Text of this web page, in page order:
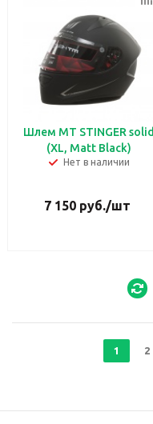
Шлем MT STINGER solid
(XL, Matt Black)
Нет в наличии
7 150 руб./шт
1 2